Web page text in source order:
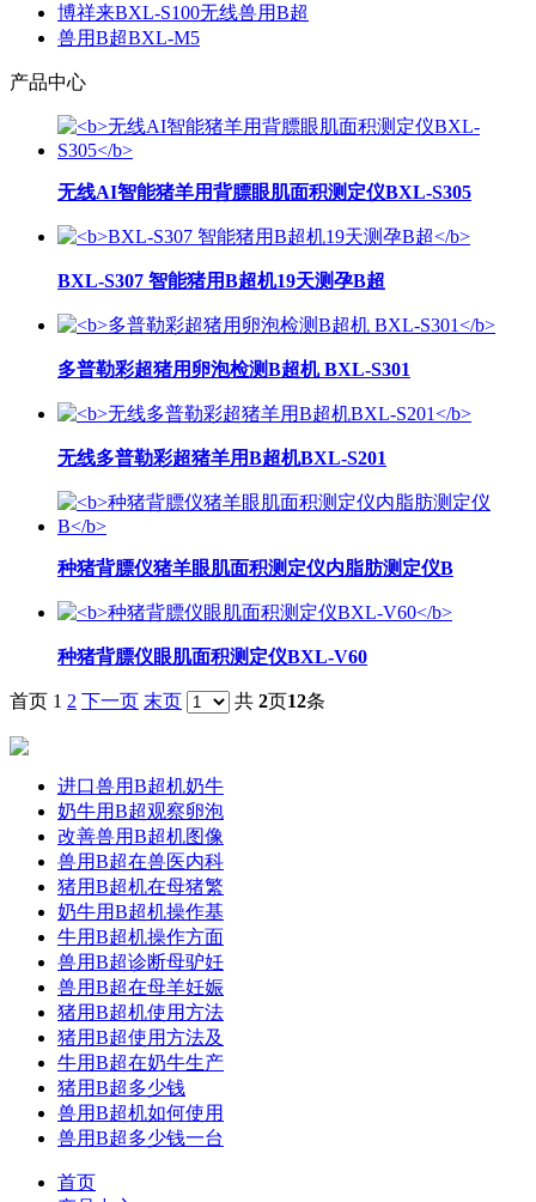
博祥来BXL-S100无线兽用B超
兽用B超BXL-M5
产品中心
无线AI智能猪羊用背膘眼肌面积测定仪BXL-S305
BXL-S307 智能猪用B超机19天测孕B超
多普勒彩超猪用卵泡检测B超机 BXL-S301
无线多普勒彩超猪羊用B超机BXL-S201
种猪背膘仪猪羊眼肌面积测定仪内脂肪测定仪B
种猪背膘仪眼肌面积测定仪BXL-V60
首页 1 2 下一页 末页 共 2页12条
进口兽用B超机奶牛
奶牛用B超观察卵泡
改善兽用B超机图像
兽用B超在兽医内科
猪用B超机在母猪繁
奶牛用B超机操作基
牛用B超机操作方面
兽用B超诊断母驴妊
兽用B超在母羊妊娠
猪用B超机使用方法
猪用B超使用方法及
牛用B超在奶牛生产
猪用B超多少钱
兽用B超机如何使用
兽用B超多少钱一台
首页